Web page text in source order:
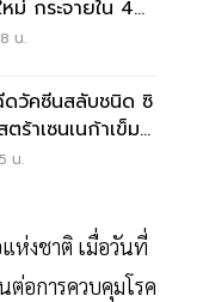
ม่ กระจายใน 4
น.
ดวัคซีนสลับชนิด ซิ
ร้าเซนเนก้าเข็ม
น.
ห่งชาติ เมื่อวันที่
อการควบคุมโรค